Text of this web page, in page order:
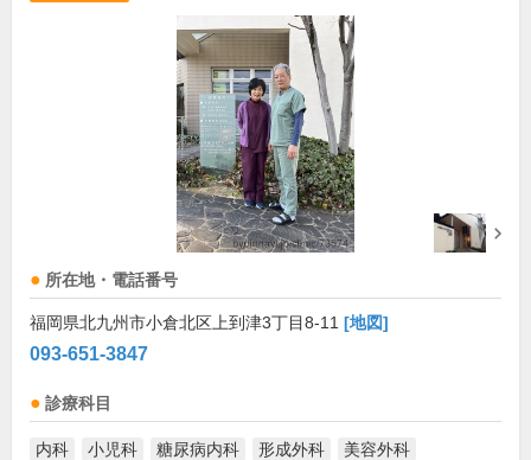
所在地・電話番号
福岡県北九州市小倉北区上到津3丁目8-11 [地図]
093-651-3847
診療科目
内科 小児科 糖尿病内科 形成外科 美容外科